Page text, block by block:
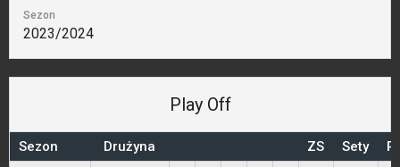
Sezon
2023/2024
Play Off
Sezon Drużyna ZS Sety